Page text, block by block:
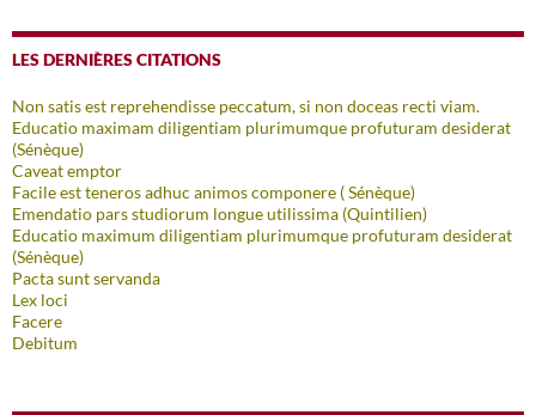
LES DERNIÈRES CITATIONS
Non satis est reprehendisse peccatum, si non doceas recti viam.
Educatio maximam diligentiam plurimumque profuturam desiderat
(Sénèque)
Caveat emptor
Facile est teneros adhuc animos componere ( Sénèque)
Emendatio pars studiorum longue utilissima (Quintilien)
Educatio maximum diligentiam plurimumque profuturam desiderat
(Sénèque)
Pacta sunt servanda
Lex loci
Facere
Debitum